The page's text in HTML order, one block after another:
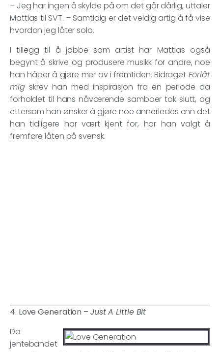
– Jeg har ingen å skylde på om det går dårlig, uttaler
Mattias til SVT. – Samtidig er det veldig artig å få vise
hvordan jeg låter solo.
I tillegg til å jobbe som artist har Mattias også
begynt å skrive og produsere musikk for andre, noe
han håper å gjøre mer av i fremtiden. Bidraget Förlåt
migskrev han med inspirasjon fra en periode da
forholdet til hans nåværende samboer tok slutt, og
ettersom han ønsker å gjøre noe annerledes enn det
han tidligere har vært kjent for, har han valgt å
fremføre låten på svensk.
4. Love Generation – Just A Little Bit
Da
jentebandet